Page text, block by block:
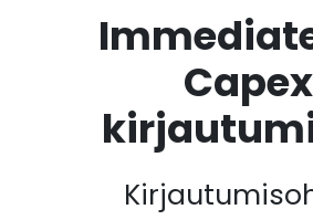
Capex